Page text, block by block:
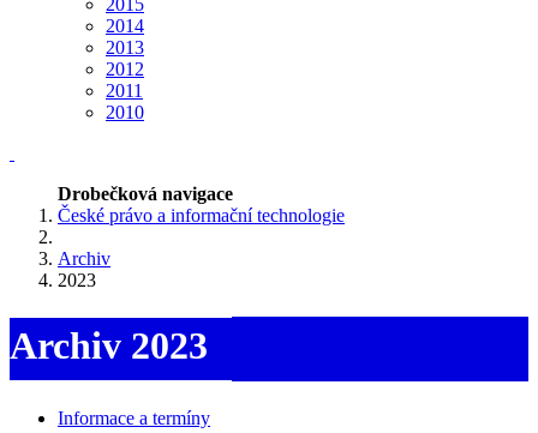
2015
2014
2013
2012
2011
2010
Drobečková navigace
České právo a informační technologie
Archiv
2023
Archiv 2023
Informace a termíny